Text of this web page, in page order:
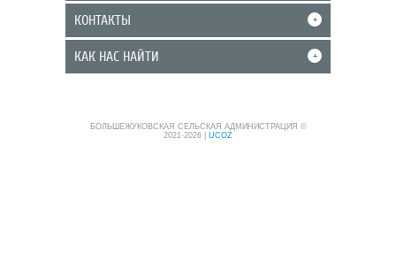
КОНТАКТЫ +
КАК НАС НАЙТИ +
БОЛЬШЕЖУКОВСКАЯ СЕЛЬСКАЯ АДМИНИСТРАЦИЯ ©
2021-2026
UCOZ